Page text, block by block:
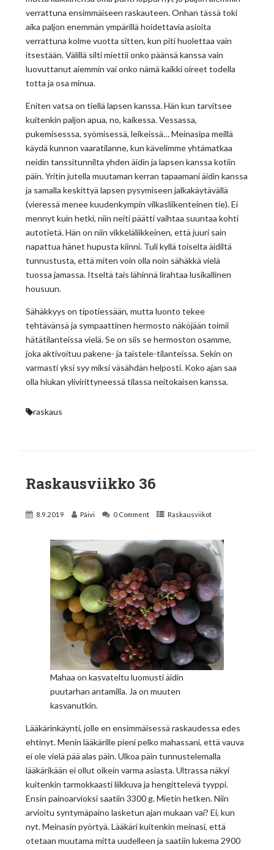
verrattuna ensimmäiseen raskauteen. Onhan tässä toki
aika paljon enemmän ympärillä hoidettavia asioita
verrattuna kolme vuotta sitten, kun piti huolettaa vain
itsestään. Välillä silti miettii onko päänsä kanssa vain
luovuttanut aiemmin vai onko nämä kaikki oireet todella
totta ja osa minua.
Eniten vatsa on tiellä lapsen kanssa. Hän kun tarvitsee
kuitenkin paljon apua, no, kaikessa. Vessassa,
pukemisesssa, syömisessä, leikeissä… Meinasipa meillä
käydä kunnon vaaratilanne, kun kävelimme yhtämatkaa
neidin tanssitunnilta yhden äidin ja lapsen kanssa kotiin
päin. Yritin jutella muutaman kerran tapaamani äidin kanssa
ja samalla keskittyä lapsen pysymiseen jalkakäytävällä
(vieressä menee kuudenkympin vilkasliikenteinen tie). Ei
mennyt kuin hetki, niin neiti päätti vaihtaa suuntaa kohti
autotietä. Hän on niin vikkeläliikkeinen, että juuri sain
napattua hänet hupusta kiinni. Tuli kyllä toiselta äidiltä
tunnustusta, että miten voin olla noin sähäkkä vielä
tuossa jamassa. Itseltä tais lähinnä lirahtaa lusikallinen
housuun.
Sähäkkyys on tipotiessään, mutta luonto tekee
tehtävänsä ja sympaattinen hermosto näköjään toimii
hätätilanteissa vielä. Se on siis se hermoston osamme,
joka aktivoituu pakene- ja taistele-tilanteissa. Sekin on
varmasti yksi syy miksi väsähdän helposti. Koko ajan saa
olla hiukan ylivirittyneessä tilassa neitokaisen kanssa.
raskaus
Raskausviikko 36
8.9.2019 Päivi 0 Comment Raskausviikot
Mahaa on kasvateltu luomusti äidin
puutarhan antamilla. Ja on muuten
kasvanutkin.
Lääkärinkäynti, jolle en ensimmäisessä raskaudessa edes
ehtinyt. Menin lääkärille pieni pelko mahassani, että vauva
ei ole vielä pää alas päin. Ulkoa päin tunnustelemalla
lääkärikään ei ollut oikein varma asiasta. Ultrassa näkyi
kuitenkin tarmokkaasti liikkuva ja hengittelevä tyyppi.
Ensin painoarvioksi saatiin 3300 g. Mietin hetken. Niin
arvioitu syntymäpaino lasketun ajan mukaan vai? Ei, kun
nyt. Meinasin pyörtyä. Lääkäri kuitenkin meinasi, että
otetaan muutama mitta uudelleen ja saatiin lukema 2900